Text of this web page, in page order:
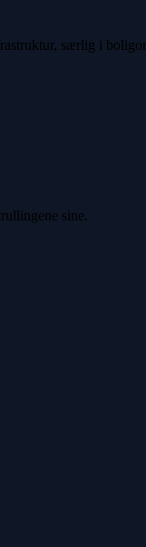
særlig i
sine.